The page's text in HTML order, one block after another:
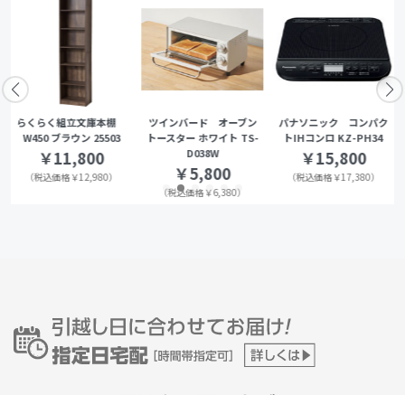
らくらく組立文庫本棚
W450 ブラウン 25503
￥11,800
（税込価格￥12,980）
ツインバード オーブン
トースター ホワイト TS-
D038W
￥5,800
（税込価格￥6,380）
パナソニック コンパク
トIHコンロ KZ-PH34
￥15,800
（税込価格￥17,380）